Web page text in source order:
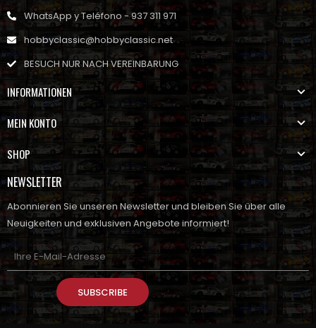
WhatsApp y Teléfono - 937 311 971
hobbyclassic@hobbyclassic.net
BESUCH NUR NACH VEREINBARUNG
INFORMATIONEN
MEIN KONTO
SHOP
NEWSLETTER
Abonnieren Sie unseren Newsletter und bleiben Sie über alle
Neuigkeiten und exklusiven Angebote informiert!
SUBSCRIBE